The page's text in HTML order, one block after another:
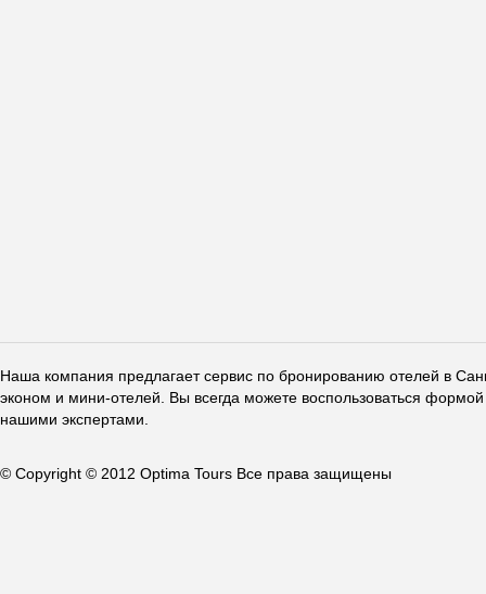
Наша компания предлагает сервис по бронированию отелей в
эконом и мини-отелей. Вы всегда можете воспользоваться
нашими экспертами.
© Copyright © 2012 Optima Tours Все права защищены